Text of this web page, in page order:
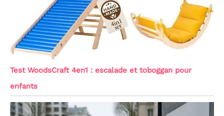
Test WoodsCraft 4en1 : escalade et toboggan pour
enfants